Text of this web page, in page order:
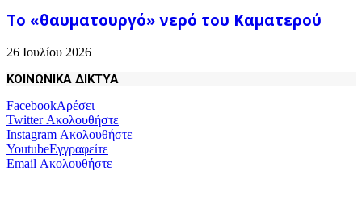
Το «θαυματουργό» νερό του Καματερού
26 Ιουλίου 2026
ΚΟΙΝΩΝΙΚΑ ΔΙΚΤΥΑ
FacebookΑρέσει
TwitterΑκολουθήστε
Instagram Ακολουθήστε
YoutubeΕγγραφείτε
Email Ακολουθήστε